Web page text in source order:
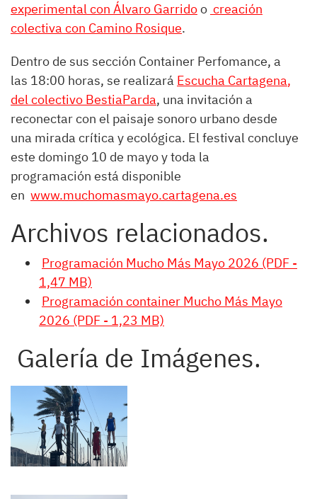
experimental con Álvaro Garridoo creación
colectiva con Camino Rosique.
Dentro de sus sección Container Perfomance, a
las 18:00 horas, se realizará Escucha Cartagena,
del colectivo BestiaParda, una invitación a
reconectar con el paisaje sonoro urbano desde
una mirada crítica y ecológica. El festival concluye
este domingo 10 de mayo y toda la
programación está disponible
en www.muchomasmayo.cartagena.es
Archivos relacionados.
Programación Mucho Más Mayo 2026 (PDF -
1,47 MB)
Programación container Mucho Más Mayo
2026 (PDF - 1,23 MB)
Galería de Imágenes.